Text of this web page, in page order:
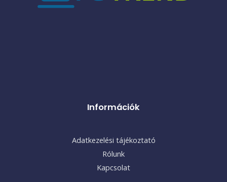
Információk
Adatkezelési tájékoztató
Rólunk
Kapcsolat